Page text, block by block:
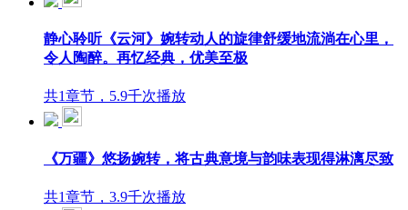
静心聆听《云河》婉转动人的旋律舒缓地流淌在心里，
令人陶醉。再忆经典，优美至极
共1章节，5.9千次播放
《万疆》悠扬婉转，将古典意境与韵味表现得淋漓尽致
共1章节，3.9千次播放